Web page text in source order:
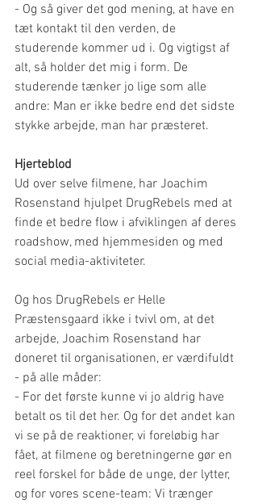
- Og så giver det god mening, at have en
tæt kontakt til den verden, de
studerende kommer ud i. Og vigtigst af
alt, så holder det mig i form. De
studerende tænker jo lige som alle
andre: Man er ikke bedre end det sidste
stykke arbejde, man har præsteret.
Hjerteblod
Ud over selve filmene, har Joachim
Rosenstand hjulpet DrugRebels med at
finde et bedre flow i afviklingen af deres
roadshow, med hjemmesiden og med
social media-aktiviteter.
Og hos DrugRebels er Helle
Præstensgaard ikke i tvivl om, at det
arbejde, Joachim Rosenstand har
doneret til organisationen, er værdifuldt
- på alle måder:
- For det første kunne vi jo aldrig have
betalt os til det her. Og for det andet kan
vi se på de reaktioner, vi foreløbig har
fået, at filmene og beretningerne gør en
reel forskel for både de unge, der lytter,
og for vores scene-team: Vi trænger